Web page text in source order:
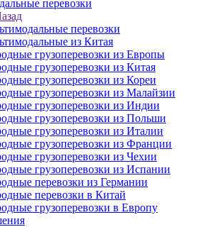
перевозки
перевозки
из Китая
грузоперевозки из Европы
грузоперевозки из Китая
грузоперевозки из Кореи
грузоперевозки из Малайзии
грузоперевозки из Индии
грузоперевозки из Польши
грузоперевозки из Италии
грузоперевозки из Франции
грузоперевозки из Чехии
грузоперевозки из Испании
перевозки из Германии
перевозки в Китай
грузоперевозки в Европу